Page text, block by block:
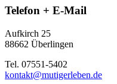
Telefon + E-Mail
Aufkirch 25
88662 Überlingen
Tel. 07551-5402
kontakt@mutigerleben.de